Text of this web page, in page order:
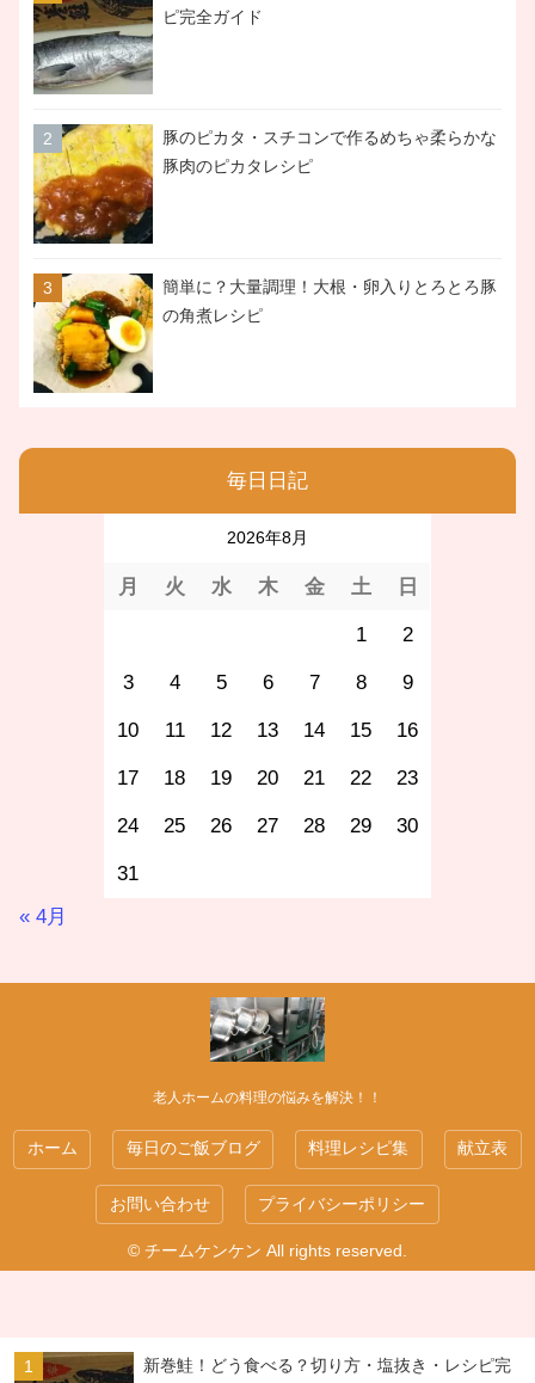
ピ完全ガイド
豚のピカタ・スチコンで作るめちゃ柔らかな
豚肉のピカタレシピ
簡単に？大量調理！大根・卵入りとろとろ豚
の角煮レシピ
毎日日記
2026年8月
月 火 水 木 金 土 日
1 2
3 4 5 6 7 8 9
10 11 12 13 14 15 16
17 18 19 20 21 22 23
24 25 26 27 28 29 30
31
« 4月
老人ホームの料理の悩みを解決！！
ホーム 毎日のご飯ブログ 料理レシピ集 献立表
お問い合わせ プライバシーポリシー
© チームケンケン All rights reserved.
新巻鮭！どう食べる？切り方・塩抜き・レシピ完